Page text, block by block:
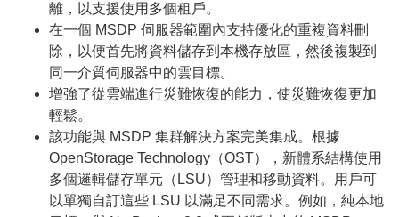
離，以支援使用多個租戶。
在一個 MSDP 伺服器範圍內支持優化的重複資料刪
除，以便首先將資料儲存到本機存放區，然後複製到
同一介質伺服器中的雲目標。
增強了從雲端進行災難恢復的能力，使災難恢復更加
輕鬆。
該功能與 MSDP 集群解決方案完美集成。根據
OpenStorage Technology（OST），新體系結構使用
多個邏輯儲存單元（LSU）管理和移動資料。用戶可
以單獨自訂這些 LSU 以滿足不同需求。例如，純本地